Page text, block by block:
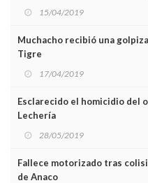
15/04/2019
Muchacho recibió una
Tigre
17/04/2019
Esclarecido el homicidio del
Lechería
28/05/2019
Fallece motorizado tras
de Anaco